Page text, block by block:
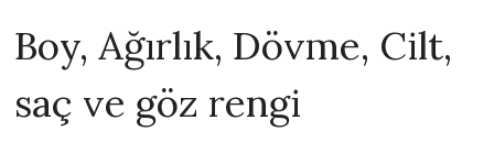
Boy, Ağırlık, Dövme, Cilt,
saç ve göz rengi